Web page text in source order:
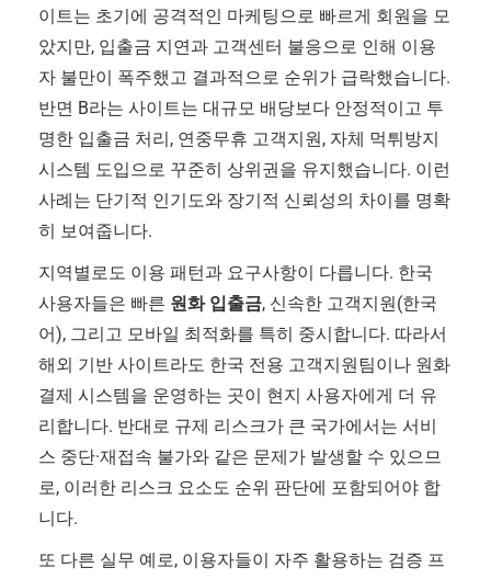
이트는 초기에 공격적인 마케팅으로 빠르게 회원을 모
았지만, 입출금 지연과 고객센터 불응으로 인해 이용
자 불만이 폭주했고 결과적으로 순위가 급락했습니다.
반면 B라는 사이트는 대규모 배당보다 안정적이고 투
명한 입출금 처리, 연중무휴 고객지원, 자체 먹튀방지
시스템 도입으로 꾸준히 상위권을 유지했습니다. 이런
사례는 단기적 인기도와 장기적 신뢰성의 차이를 명확
히 보여줍니다.
지역별로도 이용 패턴과 요구사항이 다릅니다. 한국
사용자들은 빠른 원화 입출금, 신속한 고객지원(한국
어), 그리고 모바일 최적화를 특히 중시합니다. 따라서
해외 기반 사이트라도 한국 전용 고객지원팀이나 원화
결제 시스템을 운영하는 곳이 현지 사용자에게 더 유
리합니다. 반대로 규제 리스크가 큰 국가에서는 서비
스 중단·재접속 불가와 같은 문제가 발생할 수 있으므
로, 이러한 리스크 요소도 순위 판단에 포함되어야 합
니다.
또 다른 실무 예로, 이용자들이 자주 활용하는 검증 프